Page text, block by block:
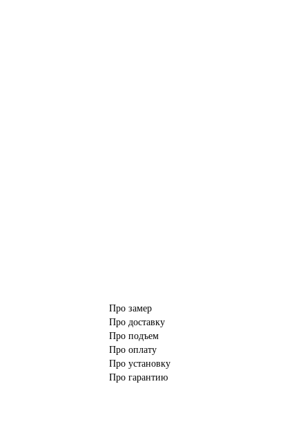
Про замер
Про доставку
Про подъем
Про оплату
Про установку
Про гарантию